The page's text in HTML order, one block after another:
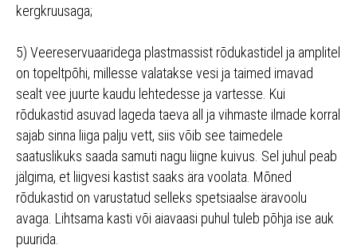
kergkruusaga;
5) Veereservuaaridega plastmassist rõdukastidel ja amplitel
on topeltpõhi, millesse valatakse vesi ja taimed imavad
sealt vee juurte kaudu lehtedesse ja vartesse. Kui
rõdukastid asuvad lageda taeva all ja vihmaste ilmade korral
sajab sinna liiga palju vett, siis võib see taimedele
saatuslikuks saada samuti nagu liigne kuivus. Sel juhul peab
jälgima, et liigvesi kastist saaks ära voolata. Mõned
rõdukastid on varustatud selleks spetsiaalse äravoolu
avaga. Lihtsama kasti või aiavaasi puhul tuleb põhja ise auk
puurida.